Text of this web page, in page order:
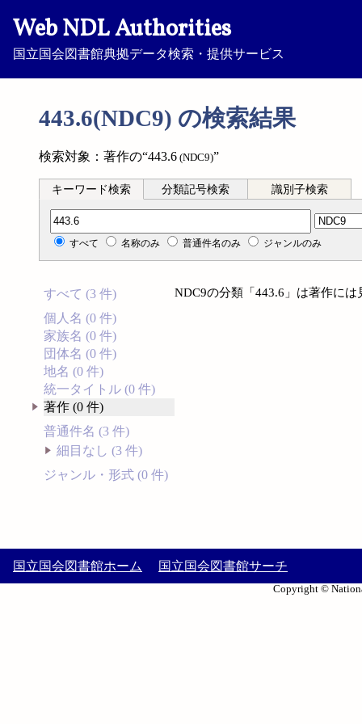
Web NDL Authorities
国立国会図書館典拠データ検索・提供サービス
443.6(NDC9) の検索結果
検索対象：著作の“443.6 (NDC9)”
キーワード検索 分類記号検索 識別子検索
分類記号検索
すべて 名称のみ 普通件名のみ ジャンルのみ
すべて (3 件)
個人名 (0 件)
家族名 (0 件)
団体名 (0 件)
地名 (0 件)
統一タイトル (0 件)
著作 (0 件)
普通件名 (3 件)
細目なし (3 件)
ジャンル・形式 (0 件)
NDC9の分類「443.6」は著作に
国立国会図書館ホーム 国立国会図書館サーチ
Copyright ©